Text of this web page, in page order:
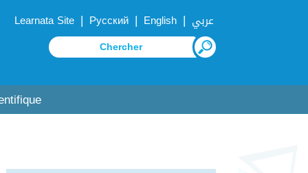
Learnata Site | Русский | English | عربي